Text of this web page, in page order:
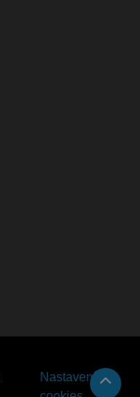
Nastavení